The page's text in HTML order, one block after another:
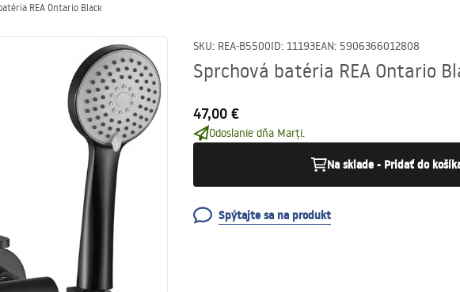
REA Ontario Black
SKU: REA-B5500ID: 11193EAN: 5906366012808
Sprchová batéria REA Ontario
47,00 €
Odoslanie dňa Marți.
Na sklade - Pridať do
Spýtajte sa na produkt